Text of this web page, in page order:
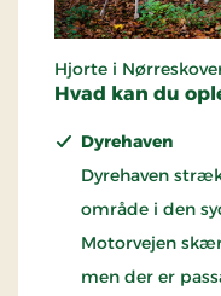
Hjorte i
Hvad kan du
Dyrehaven
Dyrehaven
område i den
Motorvejen
men der er